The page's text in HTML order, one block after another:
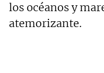
los océanos y
atemorizante.